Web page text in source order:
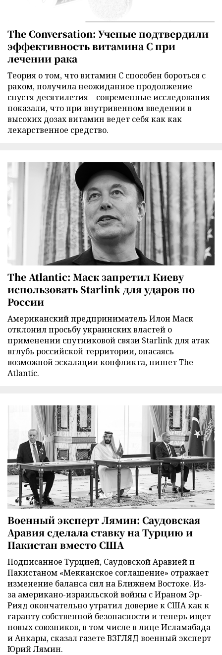
The Conversation: Ученые подтвердили
эффективность витамина C при
лечении рака
Теория о том, что витамин C способен бороться с
раком, получила неожиданное продолжение
спустя десятилетия – современные исследования
показали, что при внутривенном введении в
высоких дозах витамин ведет себя как как
лекарственное средство.
The Atlantic: Маск запретил Киеву
использовать Starlink для ударов по
России
Американский предприниматель Илон Маск
отклонил просьбу украинских властей о
применении спутниковой связи Starlink для атак
вглубь российской территории, опасаясь
возможной эскалации конфликта, пишет The
Atlantic.
Военный эксперт Лямин: Саудовская
Аравия сделала ставку на Турцию и
Пакистан вместо США
Подписанное Турцией, Саудовской Аравией и
Пакистаном «Мекканское соглашение» отражает
изменение баланса сил на Ближнем Востоке. Из-
за американо-израильской войны с Ираном Эр-
Рияд окончательно утратил доверие к США как к
гаранту собственной безопасности и теперь ищет
новых союзников, в том числе в лице Исламабада
и Анкары, сказал газете ВЗГЛЯД военный эксперт
Юрий Лямин.